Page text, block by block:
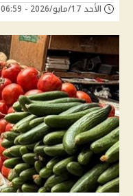
الأحد 17/مايو/2026 - 06:59 م